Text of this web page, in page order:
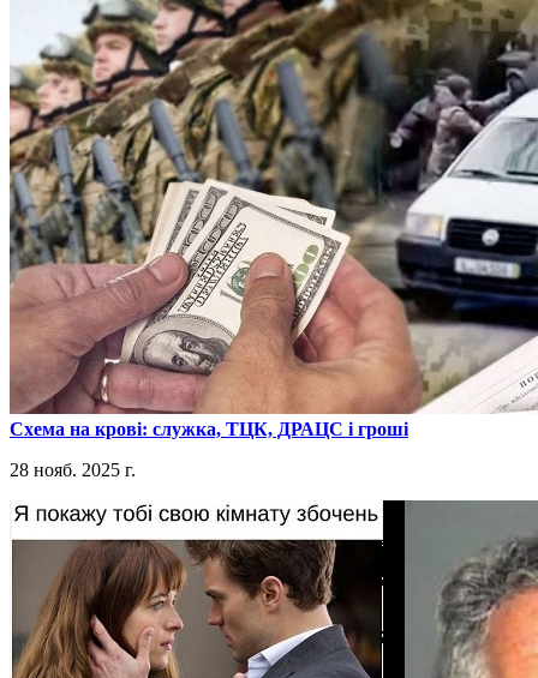
​Схема на крові: служка, ТЦК, ДРАЦС і гроші
28 нояб. 2025 г.